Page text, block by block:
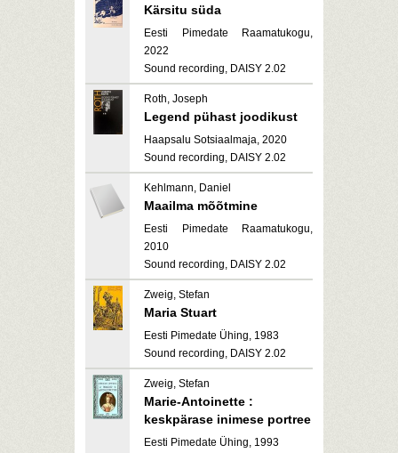
Kärsitu süda
Eesti Pimedate Raamatukogu,
2022
Sound recording, DAISY 2.02
Roth, Joseph
Legend pühast joodikust
Haapsalu Sotsiaalmaja, 2020
Sound recording, DAISY 2.02
Kehlmann, Daniel
Maailma mõõtmine
Eesti Pimedate Raamatukogu,
2010
Sound recording, DAISY 2.02
Zweig, Stefan
Maria Stuart
Eesti Pimedate Ühing, 1983
Sound recording, DAISY 2.02
Zweig, Stefan
Marie-Antoinette :
keskpärase inimese portree
Eesti Pimedate Ühing, 1993